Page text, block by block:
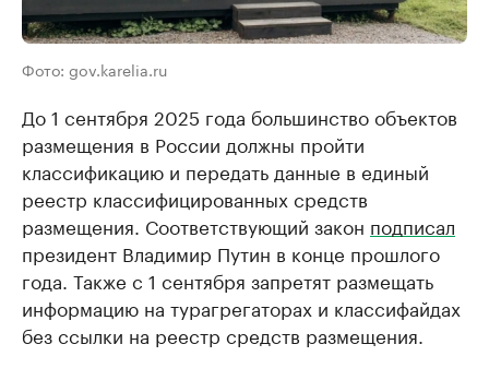
Фото: gov.karelia.ru
До 1 сентября 2025 года большинство объектов
размещения в России должны пройти
классификацию и передать данные в единый
реестр классифицированных средств
размещения. Соответствующий закон подписал
президент Владимир Путин в конце прошлого
года. Также с 1 сентября запретят размещать
информацию на турагрегаторах и классифайдах
без ссылки на реестр средств размещения.